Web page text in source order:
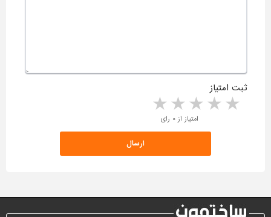
ثبت امتیاز
4 stars 3 stars 2 stars 1 star امتیاز از ۰ رای